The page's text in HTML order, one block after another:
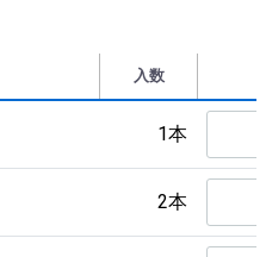
入数
1本
2本